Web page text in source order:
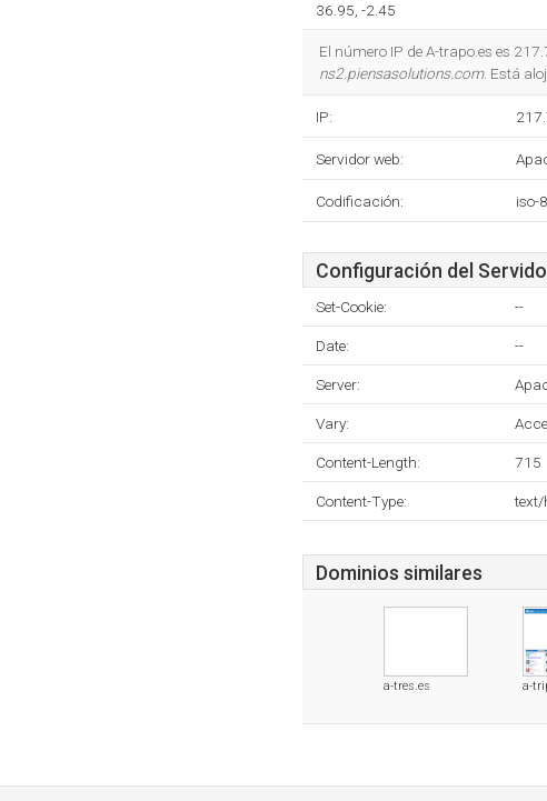
36.95, -2.45
El número IP de A-trapo.es es
ns2.piensasolutions.com. Está
IP:
Servidor web:
Codificación: iso-
Configuración del
Set-Cookie: --
Date: --
Server:
Vary:
Content-Length: 715
Content-Type: text/
Dominios similares
a-tres.es a-